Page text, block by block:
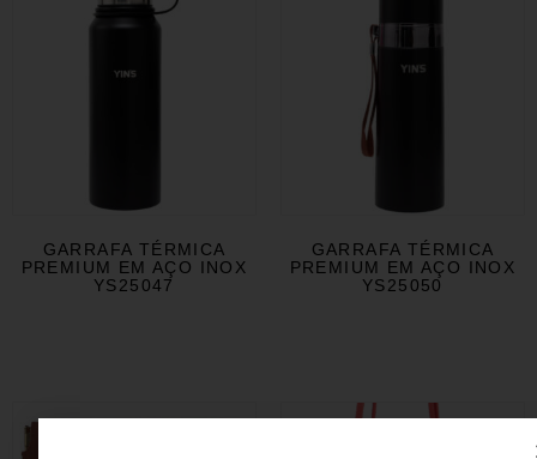
GARRAFA TÉRMICA
PREMIUM EM AÇO INOX
YS25047
GARRAFA TÉRMICA
PREMIUM EM AÇO INOX
YS25050